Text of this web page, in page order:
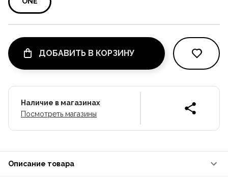
ДОБАВИТЬ В КОРЗИНУ
Наличие в магазинах
Посмотреть магазины
Описание товара